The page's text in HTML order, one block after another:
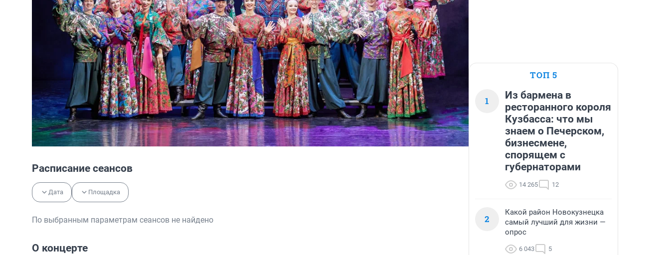
Расписание сеансов
Дата Площадка
По выбранным параметрам сеансов не найдено
О концерте
ТОП 5
1
Из бармена в
ресторанного короля
Кузбасса: что мы
знаем о Печерском,
бизнесмене,
спорящем с
губернаторами
14 265 12
2
Какой район Новокузнецка
самый лучший для жизни —
опрос
6 043 5